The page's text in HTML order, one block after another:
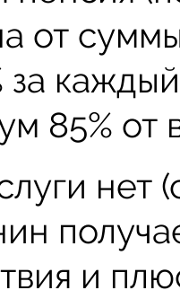
от
за
85% от
нет
и